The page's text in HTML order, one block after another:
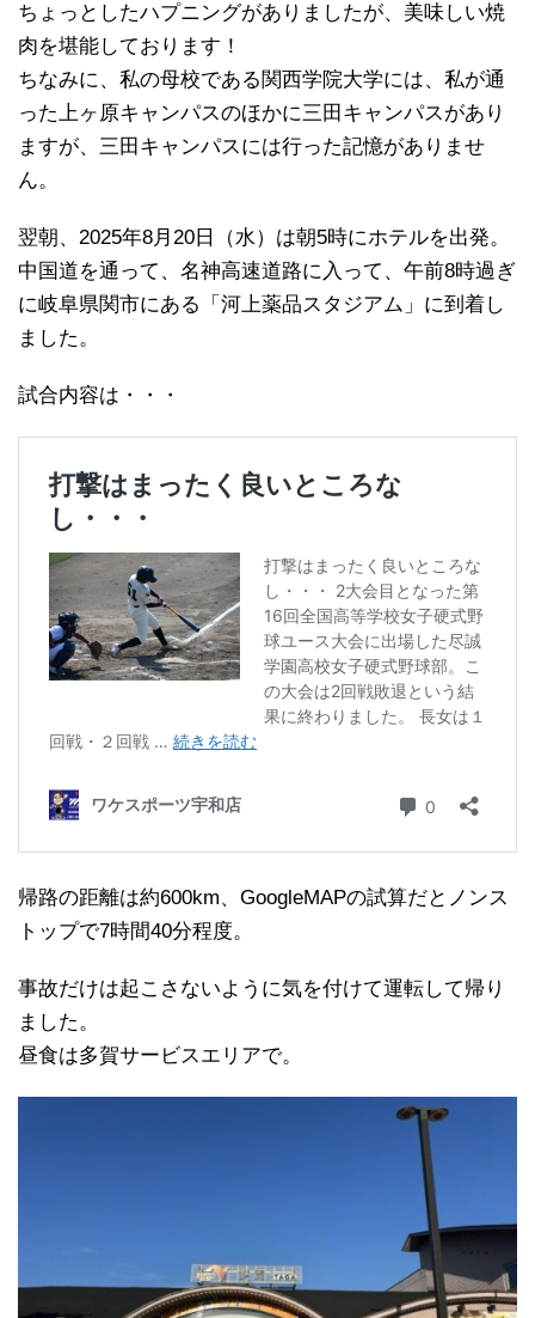
ちょっとしたハプニングがありましたが、美味しい焼
肉を堪能しております！
ちなみに、私の母校である関西学院大学には、私が通
った上ヶ原キャンパスのほかに三田キャンパスがあり
ますが、三田キャンパスには行った記憶がありませ
ん。
翌朝、2025年8月20日（水）は朝5時にホテルを出発。
中国道を通って、名神高速道路に入って、午前8時過ぎ
に岐阜県関市にある「河上薬品スタジアム」に到着し
ました。
試合内容は・・・
帰路の距離は約600km、GoogleMAPの試算だとノンス
トップで7時間40分程度。
事故だけは起こさないように気を付けて運転して帰り
ました。
昼食は多賀サービスエリアで。